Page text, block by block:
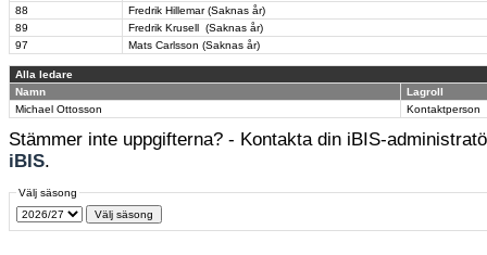
88
Fredrik Hillemar (Saknas år)
89
Fredrik Krusell (Saknas år)
97
Mats Carlsson (Saknas år)
Alla ledare
Namn
Lagroll
Michael Ottosson
Kontaktperson
Stämmer inte uppgifterna? - Kontakta din iBIS-
iBIS.
Välj säsong